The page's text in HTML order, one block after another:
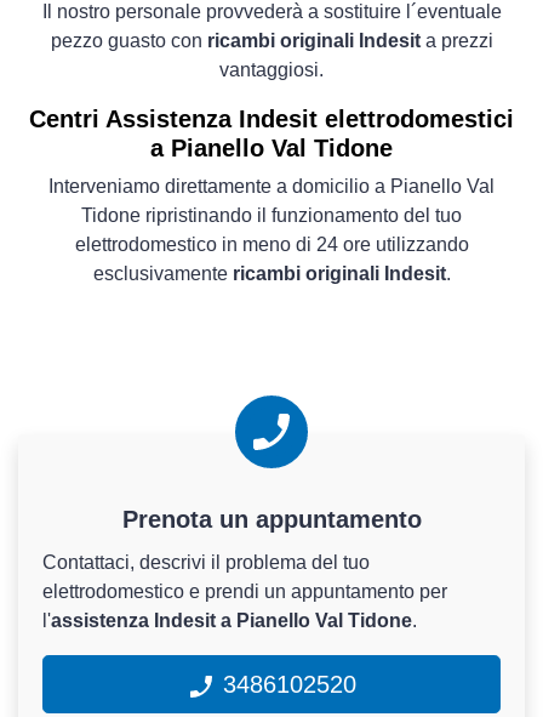
Il nostro personale provvederà a sostituire l´eventuale
pezzo guasto con ricambi originali Indesita prezzi
vantaggiosi.
Centri Assistenza Indesit elettrodomestici
a Pianello Val Tidone
Interveniamo direttamente a domicilio a Pianello Val
Tidone ripristinando il funzionamento del tuo
elettrodomestico in meno di 24 ore utilizzando
esclusivamente ricambi originali Indesit.
Prenota un appuntamento
Contattaci, descrivi il problema del tuo
elettrodomestico e prendi un appuntamento per
l'assistenza Indesit a Pianello Val Tidone.
3486102520